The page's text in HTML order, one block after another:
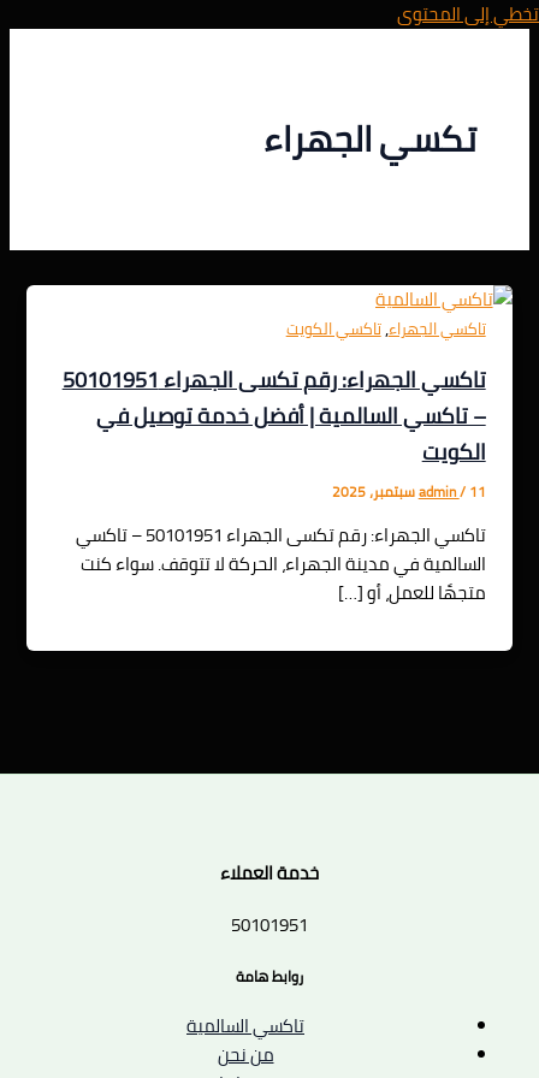
تخطي إلى المحتوى
تكسي الجهراء
تاكسي الجهراء,تاكسي الكويت
تاكسي الجهراء: رقم تكسى الجهراء 50101951
– تاكسي السالمية | أفضل خدمة توصيل في
الكويت
admin/11 سبتمبر، 2025
تاكسي الجهراء: رقم تكسى الجهراء 50101951 – تاكسي
السالمية في مدينة الجهراء، الحركة لا تتوقف. سواء كنت
متجهًا للعمل، أو […]
خدمة العملاء
50101951
روابط هامة
تاكسي السالمية
من نحن